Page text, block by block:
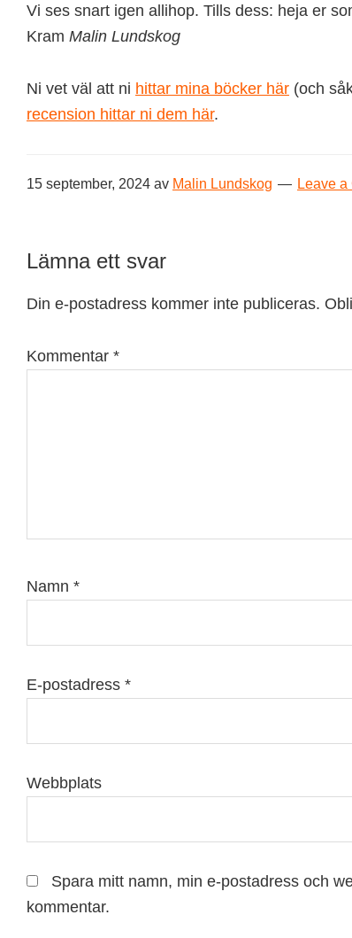
Vi ses snart igen allihop. Tills dess: heja er
Kram Malin Lundskog
Ni vet väl att ni hittar mina böcker här (och
recension hittar ni dem här.
15 september, 2024 av Malin Lundskog Leave
Reader
Interactions
Lämna ett svar
Din e-postadress kommer inte publiceras.
Kommentar *
Namn *
E-postadress *
Webbplats
Spara mitt namn, min e-postadress och
kommentar.